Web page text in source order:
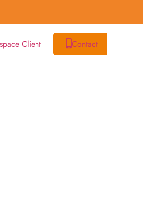
Client Contact